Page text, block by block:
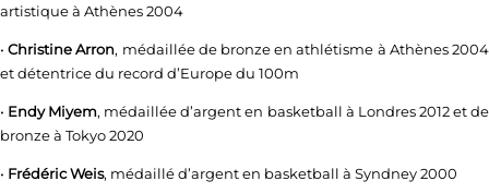
artistique à Athènes 2004
•Christine Arron, médaillée de bronze en athlétisme à Athènes 2004
et détentrice du record d’Europe du 100m
• Endy Miyem, médaillée d’argent en basketball à Londres 2012 et de
bronze à Tokyo 2020
• Frédéric Weis, médaillé d’argent en basketball à Syndney 2000